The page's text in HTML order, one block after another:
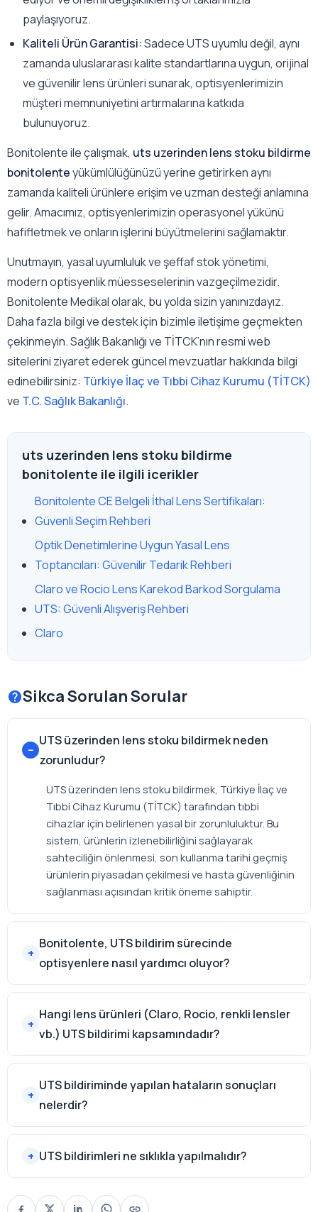
paylaşıyoruz.
Kaliteli Ürün Garantisi:Sadece UTS uyumlu değil, aynı
zamanda uluslararası kalite standartlarına uygun, orijinal
ve güvenilir lens ürünleri sunarak, optisyenlerimizin
müşteri memnuniyetini artırmalarına katkıda
bulunuyoruz.
Bonitolente ile çalışmak, uts uzerinden lens stoku bildirme
bonitolenteyükümlülüğünüzü yerine getirirken aynı
zamanda kaliteli ürünlere erişim ve uzman desteği anlamına
gelir. Amacımız, optisyenlerimizin operasyonel yükünü
hafifletmek ve onların işlerini büyütmelerini sağlamaktır.
Unutmayın, yasal uyumluluk ve şeffaf stok yönetimi,
modern optisyenlik müesseselerinin vazgeçilmezidir.
Bonitolente Medikal olarak, bu yolda sizin yanınızdayız.
Daha fazla bilgi ve destek için bizimle iletişime geçmekten
çekinmeyin. Sağlık Bakanlığı ve TİTCK’nın resmi web
sitelerini ziyaret ederek güncel mevzuatlar hakkında bilgi
edinebilirsiniz: Türkiye İlaç ve Tıbbi Cihaz Kurumu (TİTCK)
ve T.C. Sağlık Bakanlığı.
uts uzerinden lens stoku bildirme
bonitolente ile ilgili icerikler
Bonitolente CE Belgeli İthal Lens Sertifikaları:
Güvenli Seçim Rehberi
Optik Denetimlerine Uygun Yasal Lens
Toptancıları: Güvenilir Tedarik Rehberi
Claro ve Rocio Lens Karekod Barkod Sorgulama
UTS: Güvenli Alışveriş Rehberi
Claro
Sikca Sorulan Sorular
UTS üzerinden lens stoku bildirmek neden
zorunludur?
UTS üzerinden lens stoku bildirmek, Türkiye İlaç ve
Tıbbi Cihaz Kurumu (TİTCK) tarafından tıbbi
cihazlar için belirlenen yasal bir zorunluluktur. Bu
sistem, ürünlerin izlenebilirliğini sağlayarak
sahteciliğin önlenmesi, son kullanma tarihi geçmiş
ürünlerin piyasadan çekilmesi ve hasta güvenliğinin
sağlanması açısından kritik öneme sahiptir.
Bonitolente, UTS bildirim sürecinde
optisyenlere nasıl yardımcı oluyor?
Hangi lens ürünleri (Claro, Rocio, renkli lensler
vb.) UTS bildirimi kapsamındadır?
UTS bildiriminde yapılan hataların sonuçları
nelerdir?
UTS bildirimleri ne sıklıkla yapılmalıdır?